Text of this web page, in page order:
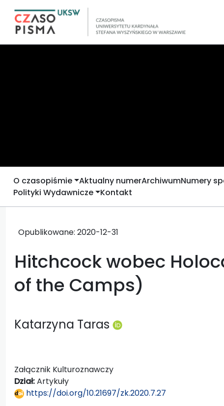
O czasopiśmie Aktualny numerArchiwumNumery
Polityki Wydawnicze Kontakt
Opublikowane: 2020-12-31
Hitchcock wobec
of the Camps)
Katarzyna Taras
Załącznik Kulturoznawczy
Dział:Artykuły
https://doi.org/10.21697/zk.2020.7.27